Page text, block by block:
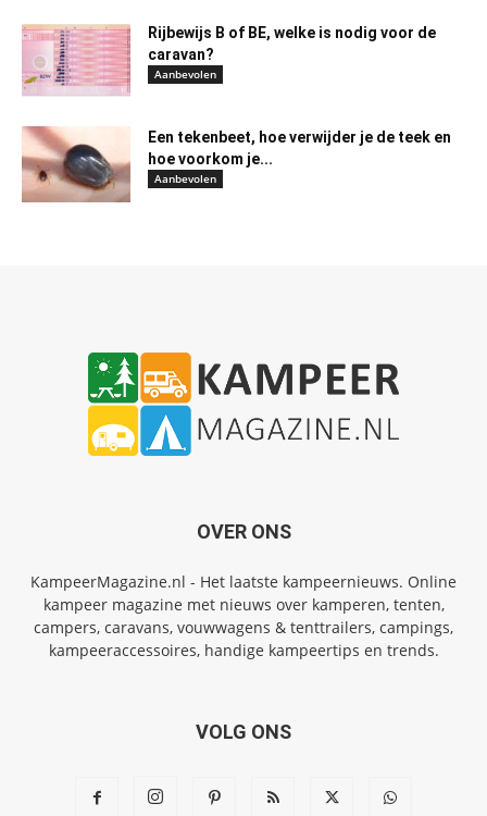
Rijbewijs B of BE, welke is nodig voor de
caravan?
Aanbevolen
Een tekenbeet, hoe verwijder je de teek en
hoe voorkom je...
Aanbevolen
OVER ONS
KampeerMagazine.nl - Het laatste kampeernieuws. Online
kampeer magazine met nieuws over kamperen, tenten,
campers, caravans, vouwwagens & tenttrailers, campings,
kampeeraccessoires, handige kampeertips en trends.
VOLG ONS